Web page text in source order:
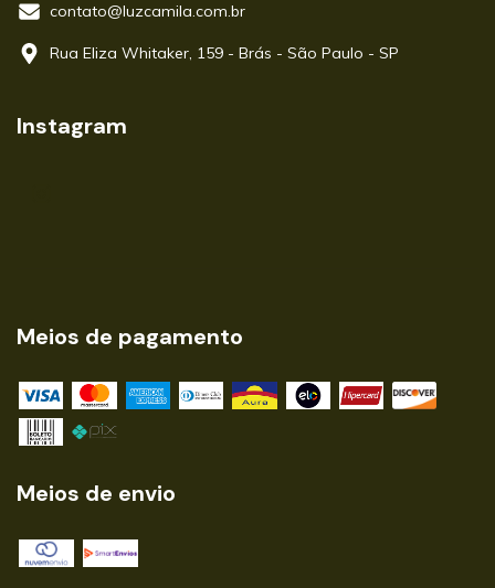
contato@luzcamila.com.br
Rua Eliza Whitaker, 159 - Brás - São Paulo - SP
Instagram
Meios de pagamento
Meios de envio